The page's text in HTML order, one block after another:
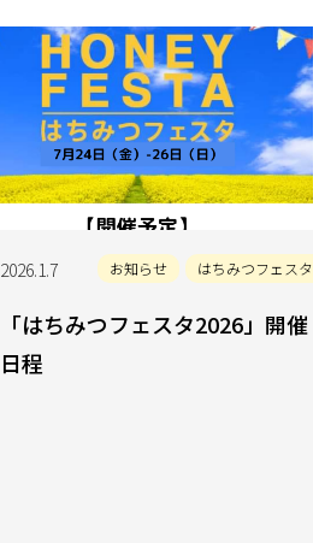
2026.1.7 お知らせ はちみつフェスタ
「はちみつフェスタ2026」開催
日程